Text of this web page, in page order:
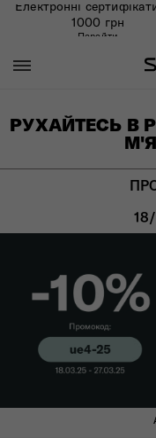
Електронні
1000 грн
Перейти
РУХАЙТЕСЬ В